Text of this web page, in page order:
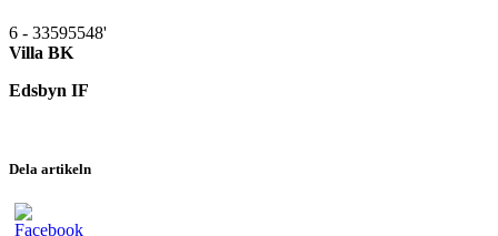
6 - 33595548'
Villa BK
Edsbyn IF
Dela artikeln